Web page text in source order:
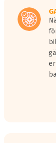
mm vatten.
däck med
markeras
är inte längre